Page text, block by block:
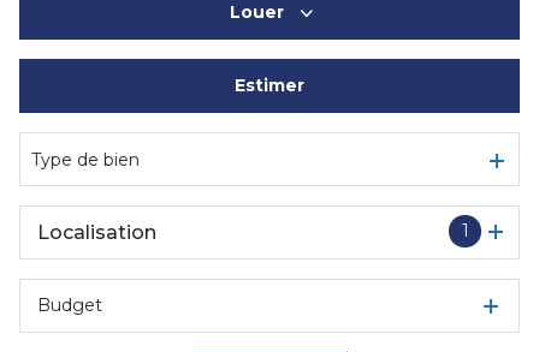
Louer
De l'immo pro
Estimer
Type de bien
1
Localisation
Budget